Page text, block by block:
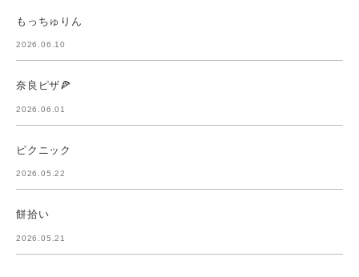
もっちゅりん
2026.06.10
奈良ピザ🍕
2026.06.01
ピクニック
2026.05.22
餅拾い
2026.05.21